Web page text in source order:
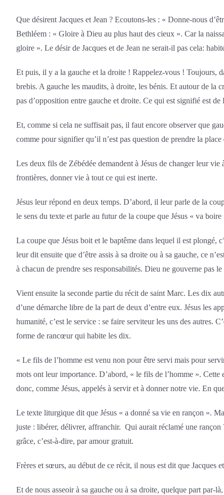
Que désirent Jacques et Jean ? Ecoutons-les : « Donne-nous
Bethléem : « Gloire à Dieu au plus haut des cieux ». Car la
gloire ». Le désir de Jacques et de Jean ne serait-il pas cela:
Et puis, il y a la gauche et la droite ! Rappelez-vous ! Toujours,
brebis. A gauche les maudits, à droite, les bénis. Et autour de la
pas d’opposition entre gauche et droite. Ce qui est signifié est
Et, comme si cela ne suffisait pas, il faut encore observer que
comme pour signifier qu’il n’est pas question de prendre la
Les deux fils de Zébédée demandent à Jésus de changer leur
frontières, donner vie à tout ce qui est inerte.
Jésus leur répond en deux temps. D’abord, il leur parle de la
le sens du texte et parle au futur de la coupe que Jésus « va
La coupe que Jésus boit et le baptême dans lequel il est plongé,
leur dit ensuite que d’être assis à sa droite ou à sa gauche, ce
à chacun de prendre ses responsabilités. Dieu ne gouverne pas
Vient ensuite la seconde partie du récit de saint Marc. Les dix
d’une démarche libre de la part de deux d’entre eux. Jésus les
humanité, c’est le service : se faire serviteur les uns des autres.
forme de rancœur qui habite les dix.
« Le fils de l’homme est venu non pour être servi mais pour
mots ont leur importance. D’abord, « le fils de l’homme ».
donc, comme Jésus, appelés à servir et à donner notre vie. En
Le texte liturgique dit que Jésus « a donné sa vie en rançon ».
juste : libérer, délivrer, affranchir. Qui aurait réclamé une rançon
grâce, c’est-à-dire, par amour gratuit.
Frères et sœurs, au début de ce récit, il nous est dit que Jacques
Et de nous asseoir à sa gauche ou à sa droite, quelque part par-